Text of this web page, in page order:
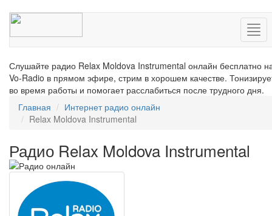
Слушайте радио Relax Moldova Instrumental онлайн бесплатно
Vo-Radio в прямом эфире, стрим в хорошем качестве.
во время работы и помогает расслабиться после трудного дня.
Главная
Интернет радио онлайн
Relax Moldova Instrumental
Радио Relax Moldova Instrumental